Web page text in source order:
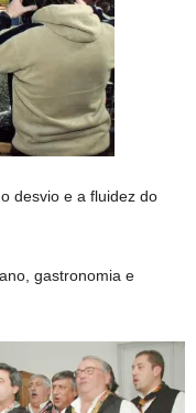
desvio e a fluidez do
gastronomia e